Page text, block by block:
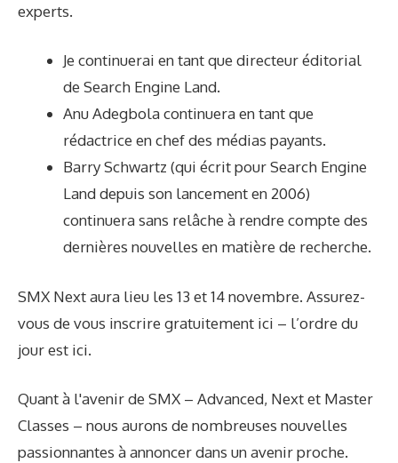
experts.
Je continuerai en tant que directeur éditorial
de Search Engine Land.
Anu Adegbola continuera en tant que
rédactrice en chef des médias payants.
Barry Schwartz (qui écrit pour Search Engine
Land depuis son lancement en 2006)
continuera sans relâche à rendre compte des
dernières nouvelles en matière de recherche.
SMX Next aura lieu les 13 et 14 novembre. Assurez-
vous de vous inscrire gratuitement ici – l’ordre du
jour est ici.
Quant à l'avenir de SMX – Advanced, Next et Master
Classes – nous aurons de nombreuses nouvelles
passionnantes à annoncer dans un avenir proche.